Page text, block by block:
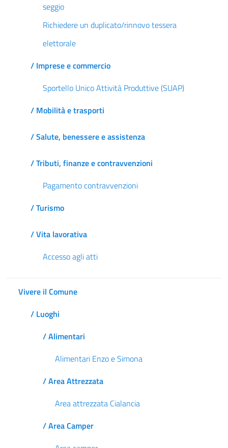
seggio
Richiedere un duplicato/rinnovo tessera
elettorale
/ Imprese e commercio
Sportello Unico Attività Produttive (SUAP)
/ Mobilità e trasporti
/ Salute, benessere e assistenza
/ Tributi, finanze e contravvenzioni
Pagamento contravvenzioni
/ Turismo
/ Vita lavorativa
Accesso agli atti
Vivere il Comune
/ Luoghi
/ Alimentari
Alimentari Enzo e Simona
/ Area Attrezzata
Area attrezzata Cialancia
/ Area Camper